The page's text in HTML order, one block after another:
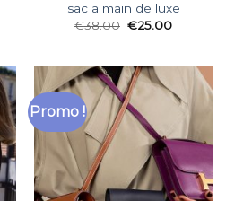
sac a main de luxe
€38.00 €25.00
Promo !